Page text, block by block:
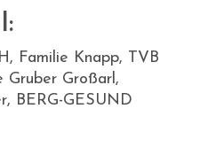
Familie Knapp, TVB
Gruber Großarl,
BERG-GESUND